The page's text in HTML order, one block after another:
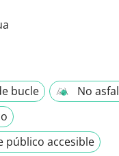
bucle
No
público accesible